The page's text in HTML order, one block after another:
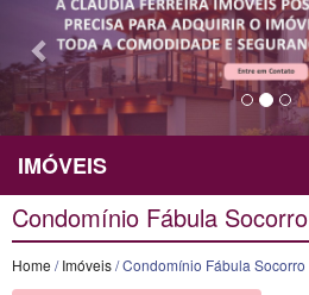
IMÓVEIS
Condomínio Fábula Socorro
Home /Imóveis/ Condomínio Fábula Socorro